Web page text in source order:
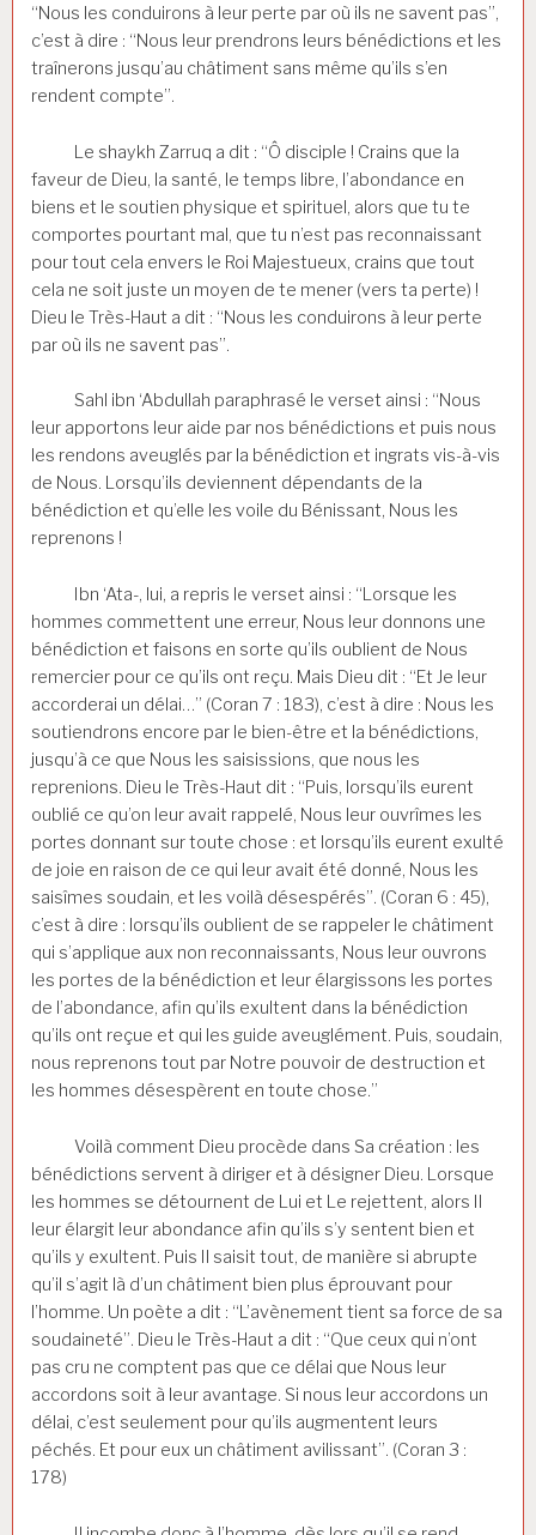
“Nous les conduirons à leur perte par où ils ne savent pas”,
c’est à dire : “Nous leur prendrons leurs bénédictions et les
traînerons jusqu’au châtiment sans même qu’ils s’en
rendent compte”.
Le shaykh Zarruq a dit : “Ô disciple ! Crains que la
faveur de Dieu, la santé, le temps libre, l’abondance en
biens et le soutien physique et spirituel, alors que tu te
comportes pourtant mal, que tu n’est pas reconnaissant
pour tout cela envers le Roi Majestueux, crains que tout
cela ne soit juste un moyen de te mener (vers ta perte) !
Dieu le Très-Haut a dit : “Nous les conduirons à leur perte
par où ils ne savent pas”.
Sahl ibn ‘Abdullah paraphrasé le verset ainsi : “Nous
leur apportons leur aide par nos bénédictions et puis nous
les rendons aveuglés par la bénédiction et ingrats vis-à-vis
de Nous. Lorsqu’ils deviennent dépendants de la
bénédiction et qu’elle les voile du Bénissant, Nous les
reprenons !
Ibn ‘Ata-, lui, a repris le verset ainsi : “Lorsque les
hommes commettent une erreur, Nous leur donnons une
bénédiction et faisons en sorte qu’ils oublient de Nous
remercier pour ce qu’ils ont reçu. Mais Dieu dit : “Et Je leur
accorderai un délai…” (Coran 7 : 183), c’est à dire : Nous les
soutiendrons encore par le bien-être et la bénédictions,
jusqu’à ce que Nous les saisissions, que nous les
reprenions. Dieu le Très-Haut dit : “Puis, lorsqu’ils eurent
oublié ce qu’on leur avait rappelé, Nous leur ouvrîmes les
portes donnant sur toute chose : et lorsqu’ils eurent exulté
de joie en raison de ce qui leur avait été donné, Nous les
saisîmes soudain, et les voilà désespérés”. (Coran 6 : 45),
c’est à dire : lorsqu’ils oublient de se rappeler le châtiment
qui s’applique aux non reconnaissants, Nous leur ouvrons
les portes de la bénédiction et leur élargissons les portes
de l’abondance, afin qu’ils exultent dans la bénédiction
qu’ils ont reçue et qui les guide aveuglément. Puis, soudain,
nous reprenons tout par Notre pouvoir de destruction et
les hommes désespèrent en toute chose.”
Voilà comment Dieu procède dans Sa création : les
bénédictions servent à diriger et à désigner Dieu. Lorsque
les hommes se détournent de Lui et Le rejettent, alors Il
leur élargit leur abondance afin qu’ils s’y sentent bien et
qu’ils y exultent. Puis Il saisit tout, de manière si abrupte
qu’il s’agit là d’un châtiment bien plus éprouvant pour
l’homme. Un poète a dit : “L’avènement tient sa force de sa
soudaineté”. Dieu le Très-Haut a dit : “Que ceux qui n’ont
pas cru ne comptent pas que ce délai que Nous leur
accordons soit à leur avantage. Si nous leur accordons un
délai, c’est seulement pour qu’ils augmentent leurs
péchés. Et pour eux un châtiment avilissant”. (Coran 3 :
178)